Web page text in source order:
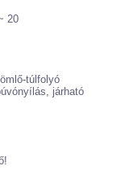
20
túlfolyó
járható